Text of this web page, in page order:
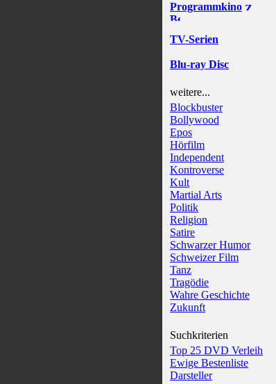
Programmkino
TV-Serien
Blu-ray Disc
weitere...
Blockbuster
Bollywood
Epos
Hörfilm
Independent
Kontroverse
Kult
Martial Arts
Politik
Religion
Satire
Schwarzer Humor
Schweizer Film
Tanz
Tragödie
Wahre Geschichte
Zukunft
Suchkriterien
Top 25 DVD Verleih
Ewige Bestenliste
Darsteller